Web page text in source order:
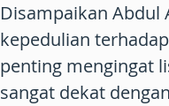
Disampaikan Abdul
kepedulian
penting mengingat
sangat dekat